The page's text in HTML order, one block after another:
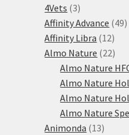
4Vets 33
produkty
Affinity Advance 4949
Affinity Libra 1212
Almo Nature 2222
Almo Nature
Almo Nature
Almo Nature
Almo Nature
Animonda 1313